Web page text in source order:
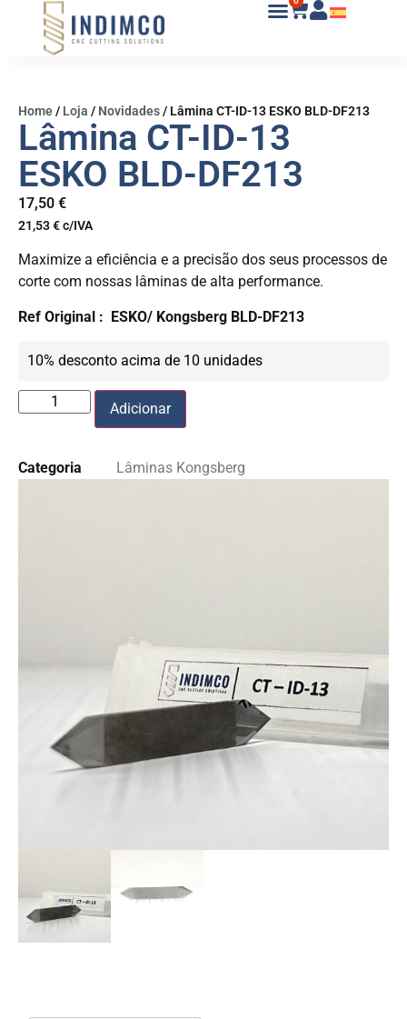
Home/ Loja / Novidades/ Lâmina CT-ID-13 ESKO BLD-DF213
Lâmina CT-ID-13
ESKO BLD-DF213
17,50 €
21,53€c/IVA
Maximize a eficiência e a precisão dos seus processos de
corte com nossas lâminas de alta performance.
Ref Original : ESKO/ Kongsberg BLD-DF213
10% desconto acima de 10 unidades
Adicionar
Categoria Lâminas Kongsberg